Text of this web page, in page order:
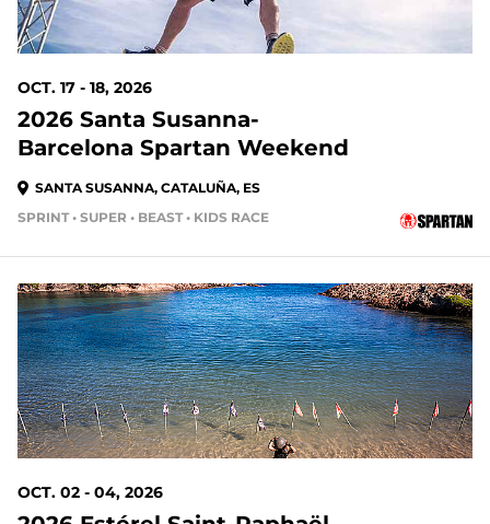
OCT. 17 - 18, 2026
2026 Santa Susanna-
Barcelona Spartan Weekend
SANTA SUSANNA, CATALUÑA, ES
SPRINT • SUPER • BEAST • KIDS RACE
OCT. 02 - 04, 2026